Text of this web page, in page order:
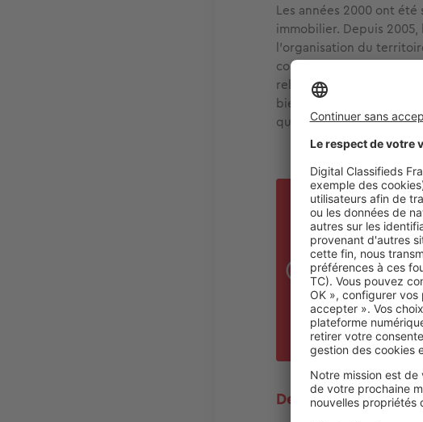
Les années 2000 ont
immobilier. Depuis
l’organisation du
construction de
relativement onéreux et
biens vétustes, dans le
qui nécessitent certes
Le coût
le mètre
reviennent à 1
La ville
2,44 %
logiquement
Des transports